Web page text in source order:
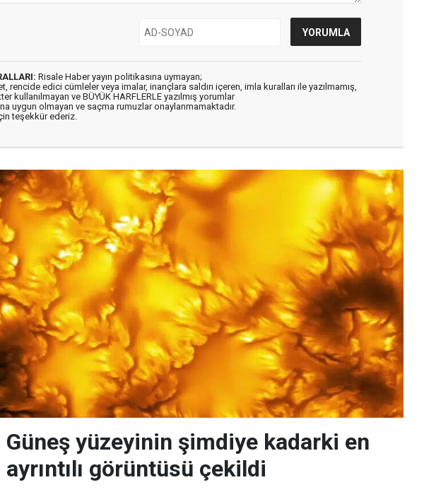
Risale Haber yayın politikasına uymayan;
rencide edici cümleler veya imalar, inançlara saldırı içeren, imla kuralları ile yazılmamış,
kullanılmayan ve BÜYÜK HARFLERLE yazılmış yorumlar
uygun olmayan ve saçma rumuzlar onaylanmamaktadır.
teşekkür ederiz.
Güneş yüzeyinin şimdiye kadarki en
ayrıntılı görüntüsü çekildi